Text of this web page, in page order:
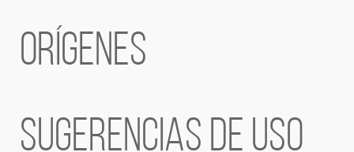
ORÍGENES
SUGERENCIAS DE USO